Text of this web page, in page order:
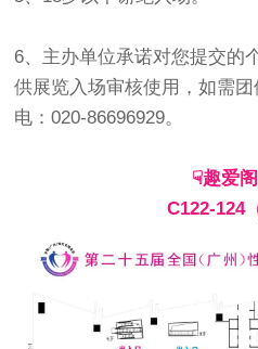
6、主办单位承诺对您提交的
供展览入场审核使用，如需
电：020-86696929。
☟趣爱
C122-124